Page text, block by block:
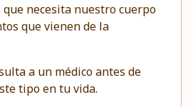
necesita nuestro cuerpo
que vienen de la
a un médico antes de
tipo en tu vida.